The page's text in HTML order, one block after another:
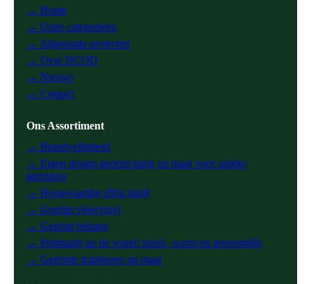
→ Home
→ Onze categorieën
→ Afgeronde projecten
→ Over DCOD
→ Nieuws
→ Contact
Ons Assortiment
→ Brandveiligheid
→ Eigen design geprint tapijt op maat voor unieke
interieurs
→ Hoogwaardig effen tapijt
→ Geprint vloervinyl
→ Geprint behang
→ Printtapijt op de wand: uniek, warm en persoonlijk
→ Geprinte traplopers op maat